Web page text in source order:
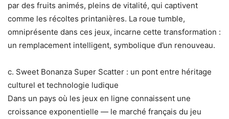
par des fruits animés, pleins de vitalité, qui captivent
comme les récoltes printanières. La roue tumble,
omniprésente dans ces jeux, incarne cette transformation :
un remplacement intelligent, symbolique d’un renouveau.
c. Sweet Bonanza Super Scatter : un pont entre héritage
culturel et technologie ludique
Dans un pays où les jeux en ligne connaissent une
croissance exponentielle — le marché français du jeu